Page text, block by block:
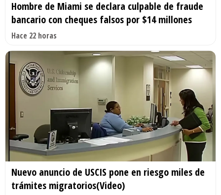
Hombre de Miami se declara culpable de fraude
bancario con cheques falsos por $14 millones
Hace 22 horas
Nuevo anuncio de USCIS pone en riesgo miles de
trámites migratorios(Video)